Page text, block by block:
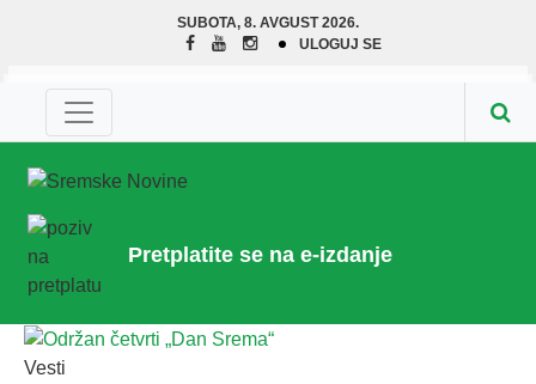
SUBOTA, 8. AVGUST 2026.
ULOGUJ SE
Pretplatite se na e-izdanje
Vesti